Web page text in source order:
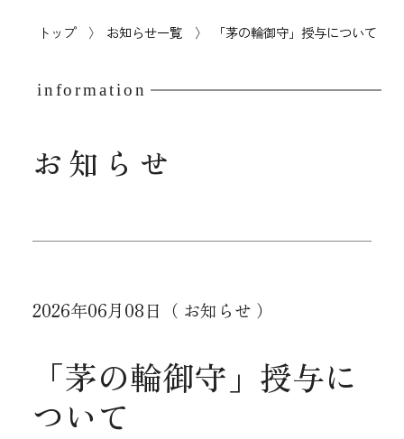
トップ お知らせ一覧 「茅の輪御守」授与について
information
お知らせ
2026年06月08日 （ お知らせ ）
「茅の輪御守」授与に
ついて